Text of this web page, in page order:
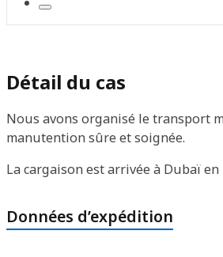
Détail du cas
Nous avons organisé le transport
manutention sûre et soignée.
La cargaison est arrivée à Dubaï
Données d’expédition